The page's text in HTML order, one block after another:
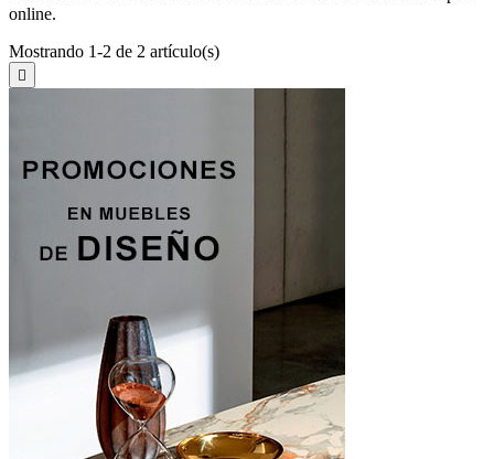
online.
Mostrando 1-2 de 2 artículo(s)
